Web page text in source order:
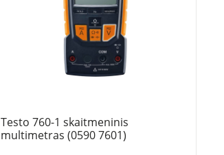
Testo 760-1 skaitmeninis
multimetras (0590 7601)